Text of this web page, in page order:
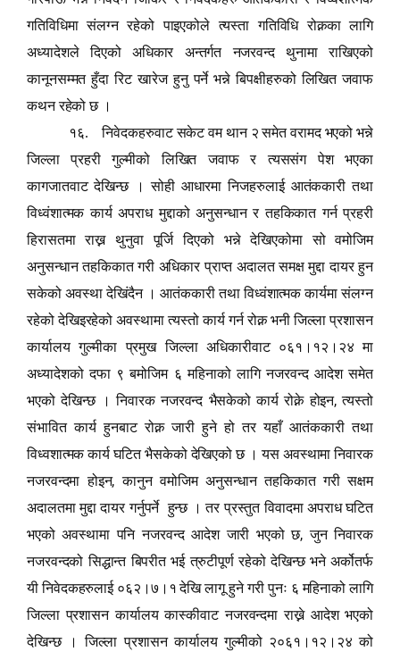
गतिविधिमा संलग्न रहेको पाइएकोले त्यस्ता गतिविधि रोक्नका लागि
अध्यादेशले दिएको अधिकार अन्तर्गत नजरवन्द थुनामा राखिएको
कानूनसम्मत हुँदा रिट खारेज हुनु पर्ने भन्ने बिपक्षीहरुको लिखित जवाफ
कथन रहेको छ ।
१६. निवेदकहरुवाट सकेट वम थान २ समेत वरामद भएको भन्ने
जिल्ला प्रहरी गुल्मीको लिखित जवाफ र त्यससंग पेश भएका
कागजातवाट देखिन्छ । सोही आधारमा निजहरुलाई आतंककारी तथा
विध्वंशात्मक कार्य अपराध मुद्दाको अनुसन्धान र तहकिकात गर्न प्रहरी
हिरासतमा राख्न थुनुवा पूर्जि दिएको भन्ने देखिएकोमा सो वमोजिम
अनुसन्धान तहकिकात गरी अधिकार प्राप्त अदालत समक्ष मुद्दा दायर हुन
सकेको अवस्था देखिंदैन । आतंककारी तथा विध्वंशात्मक कार्यमा संलग्न
रहेको देखिइरहेको अवस्थामा त्यस्तो कार्य गर्न रोक्न भनी जिल्ला प्रशासन
कार्यालय गुल्मीका प्रमुख जिल्ला अधिकारीवाट ०६१।१२।२४ मा
अध्यादेशको दफा ९ बमोजिम ६ महिनाको लागि नजरवन्द आदेश समेत
भएको देखिन्छ । निवारक नजरवन्द भैसकेको कार्य रोक्ने होइन,त्यस्तो
संभावित कार्य हुनबाट रोक्न जारी हुने हो तर यहाँ आतंककारी तथा
विध्वशात्मक कार्य घटित भैसकेको देखिएको छ । यस अवस्थामा निवारक
नजरवन्दमा होइन,कानुन वमोजिम अनुसन्धान तहकिकात गरी सक्षम
अदालतमा मुद्दा दायर गर्नुपर्ने हुन्छ । तर प्रस्तुत विवादमा अपराध घटित
भएको अवस्थामा पनि नजरवन्द आदेश जारी भएको छ,जुन निवारक
नजरवन्दको सिद्धान्त बिपरीत भई त्रुटीपूर्ण रहेको देखिन्छ भने अर्कोतर्फ
यी निवेदकहरुलाई ०६२।७।१ देखि लागू हुने गरी पुनः ६ महिनाको लागि
जिल्ला प्रशासन कार्यालय कास्कीवाट नजरवन्दमा राख्ने आदेश भएको
देखिन्छ । जिल्ला प्रशासन कार्यालय गुल्मीको २०६१।१२।२४ को